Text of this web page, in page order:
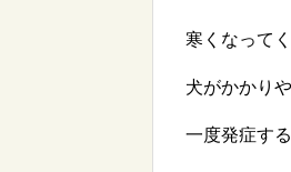
寒くなって
犬がかかり
一度発症す